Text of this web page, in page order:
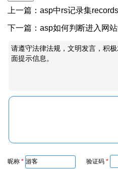
上一篇： asp中rs记录集
下一篇： asp如何判断进入网
请遵守法律法规，文明发言，积
面提示信息。
昵称 * 验证码 *